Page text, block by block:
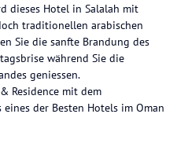
dieses Hotel in Salalah mit
traditionellen arabischen
Sie die sanfte Brandung des
während Sie die
geniessen.
Residence mit dem
der Besten Hotels im Oman